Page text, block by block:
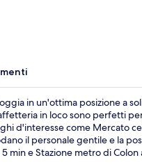
in un'ottima posizione a
in loco sono perfetti
d'interesse come Mercato
il personale gentile e la
min e Stazione metro di Colon